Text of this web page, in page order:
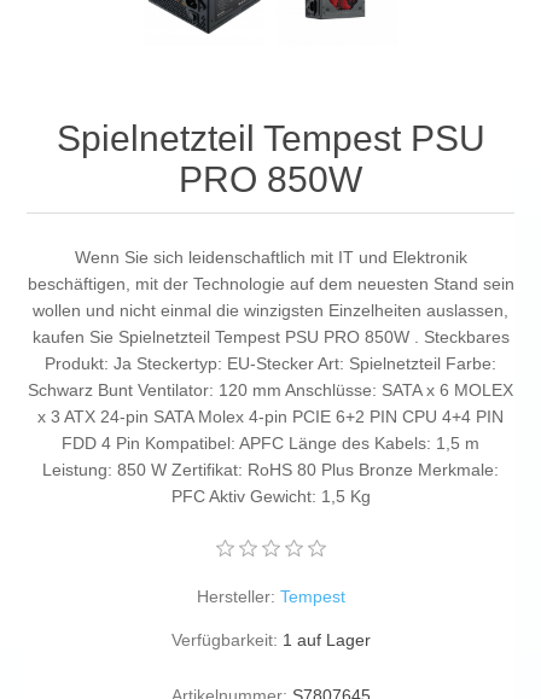
Spielnetzteil Tempest PSU
PRO 850W
Wenn Sie sich leidenschaftlich mit IT und Elektronik
beschäftigen, mit der Technologie auf dem neuesten Stand sein
wollen und nicht einmal die winzigsten Einzelheiten auslassen,
kaufen Sie Spielnetzteil Tempest PSU PRO 850W . Steckbares
Produkt: Ja Steckertyp: EU-Stecker Art: Spielnetzteil Farbe:
Schwarz Bunt Ventilator: 120 mm Anschlüsse: SATA x 6 MOLEX
x 3 ATX 24-pin SATA Molex 4-pin PCIE 6+2 PIN CPU 4+4 PIN
FDD 4 Pin Kompatibel: APFC Länge des Kabels: 1,5 m
Leistung: 850 W Zertifikat: RoHS 80 Plus Bronze Merkmale:
PFC Aktiv Gewicht: 1,5 Kg
Hersteller: Tempest
Verfügbarkeit: 1 auf Lager